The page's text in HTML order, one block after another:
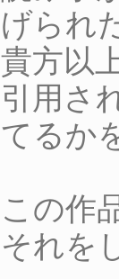
げられ
貴方以
引用さ
てるか
この作
それを